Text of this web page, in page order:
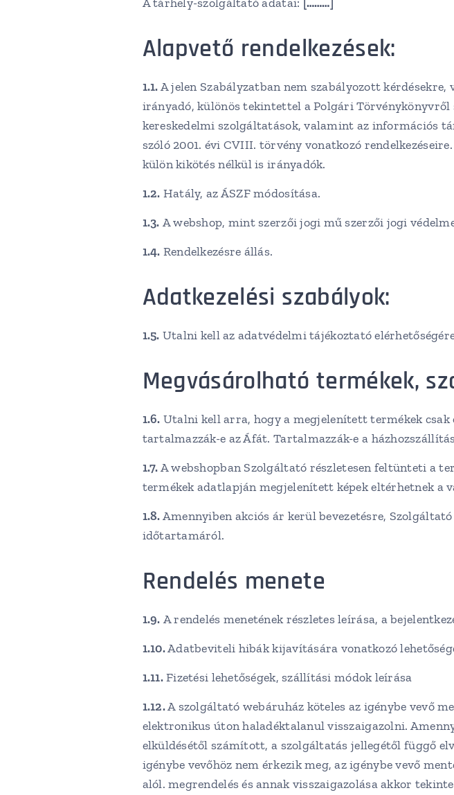
Alapvető rendelkezések:
1.1.A jelen Szabályzatban nem szabályozott
irányadó, különös tekintettel a Polgári Törvénykönyvről
kereskedelmi szolgáltatások, valamint az információs
szóló 2001. évi CVIII. törvény vonatkozó
külön kikötés nélkül is irányadók.
1.2. Hatály, az ÁSZF módosítása.
1.3. A webshop, mint szerzői jogi mű szerzői jogi
1.4. Rendelkezésre állás.
Adatkezelési szabályok:
1.5. Utalni kell az adatvédelmi tájékoztató
Megvásárolható termékek,
1.6. Utalni kell arra, hogy a megjelenített termékek csak
tartalmazzák-e az Áfát. Tartalmazzák-e a
1.7.A webshopban Szolgáltató részletesen feltünteti a
termékek adatlapján megjelenített képek eltérhetnek a
1.8.Amennyiben akciós ár kerül bevezetésre,
időtartamáról.
Rendelés menete
1.9. A rendelés menetének részletes leírása, a
1.10.Adatbeviteli hibák kijavítására vonatkozó
1.11.Fizetési lehetőségek, szállítási módok leírása
1.12.A szolgáltató webáruház köteles az igénybe vevő
elektronikus úton haladéktalanul visszaigazolni.
elküldésétől számított, a szolgáltatás jellegétől függő
igénybe vevőhöz nem érkezik meg, az igénybe vevő
alól. megrendelés és annak visszaigazolása akkor